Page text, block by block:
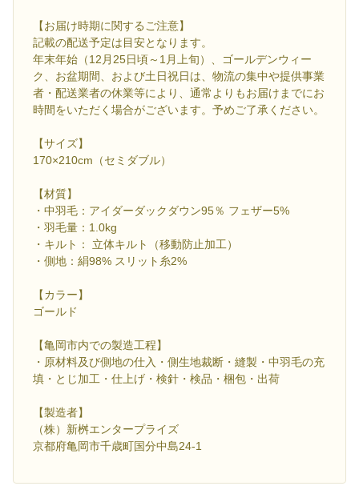
【お届け時期に関するご注意】
記載の配送予定は目安となります。
年末年始（12月25日頃～1月上旬）、ゴールデンウィー
ク、お盆期間、および土日祝日は、物流の集中や提供事業
者・配送業者の休業等により、通常よりもお届けまでにお
時間をいただく場合がございます。予めご了承ください。
【サイズ】
170×210cm（セミダブル）
【材質】
・中羽毛：アイダーダックダウン95％ フェザー5%
・羽毛量：1.0kg
・キルト： 立体キルト（移動防止加工）
・側地：絹98% スリット糸2%
【カラー】
ゴールド
【亀岡市内での製造工程】
・原材料及び側地の仕入・側生地裁断・縫製・中羽毛の充
填・とじ加工・仕上げ・検針・検品・梱包・出荷
【製造者】
（株）新桝エンタープライズ
京都府亀岡市千歳町国分中島24-1